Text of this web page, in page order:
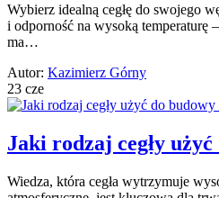
Wybierz idealną cegłę do swojego
i odporność na wysoką
ma…
Autor: Kazimierz Górny
23 cze
Jaki rodzaj cegły
Wiedza, która cegła wytrzymuje